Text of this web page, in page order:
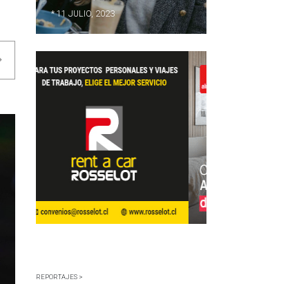
Next
* 11 JULIO, 2023
REPORTAJES >